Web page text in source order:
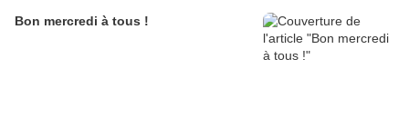
Bon mercredi à tous !